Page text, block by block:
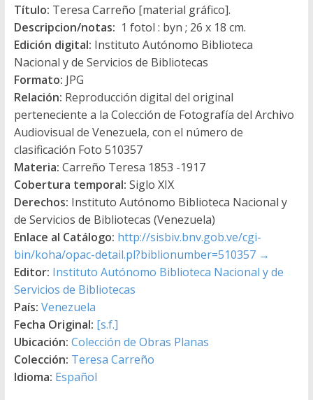
Título: Teresa Carreño [material gráfico].
Descripcion/notas: 1 fotol : byn ; 26 x 18 cm.
Edición digital: Instituto Autónomo Biblioteca
Nacional y de Servicios de Bibliotecas
Formato: JPG
Relación: Reproducción digital del original
perteneciente a la Colección de Fotografía del Archivo
Audiovisual de Venezuela, con el número de
clasificación Foto 510357
Materia: Carreño Teresa 1853 -1917
Cobertura temporal: Siglo XIX
Derechos: Instituto Autónomo Biblioteca Nacional y
de Servicios de Bibliotecas (Venezuela)
Enlace al Catálogo: http://sisbiv.bnv.gob.ve/cgi-
bin/koha/opac-detail.pl?biblionumber=510357 →
Editor: Instituto Autónomo Biblioteca Nacional y de
Servicios de Bibliotecas
País: Venezuela
Fecha Original: [s.f.]
Ubicación: Colección de Obras Planas
Colección: Teresa Carreño
Idioma: Español